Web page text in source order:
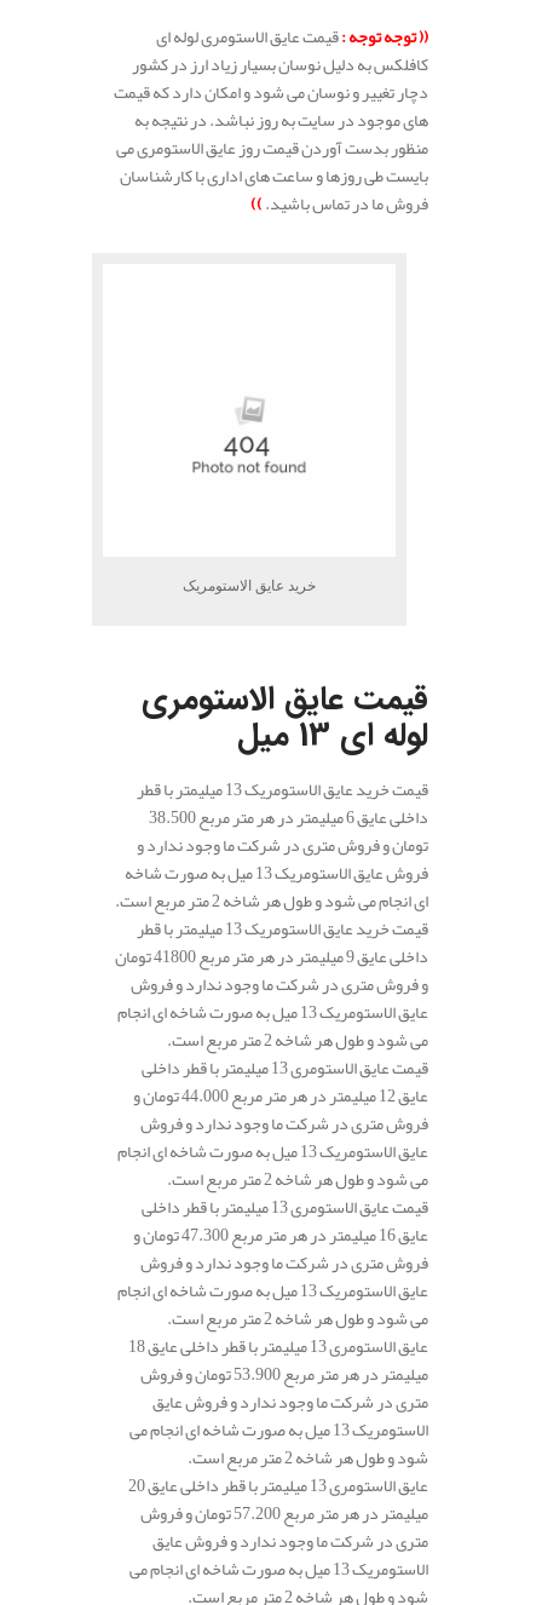
(( توجه توجه :قیمت عایق الاستومری لوله ای
کافلکس به دلیل نوسان بسیار زیاد ارز در کشور
دچار تغییر و نوسان می شود و امکان دارد که قیمت
های موجود در سایت به روز نباشد. در نتیجه به
منظور بدست آوردن قیمت روز عایق الاستومری می
بایست طی روزها و ساعت های اداری با کارشناسان
فروش ما در تماس باشید.))
خرید عایق الاستومریک
قیمت عایق الاستومری
لوله ای 13 میل
قیمت خرید عایق الاستومریک 13 میلیمتر با قطر
داخلی عایق 6 میلیمتر در هر متر مربع 38.500
تومان و فروش متری در شرکت ما وجود ندارد و
فروش عایق الاستومریک 13 میل به صورت شاخه
ای انجام می شود و طول هر شاخه 2 متر مربع است.
قیمت خرید عایق الاستومریک 13 میلیمتر با قطر
داخلی عایق 9 میلیمتر در هر متر مربع 41800 تومان
و فروش متری در شرکت ما وجود ندارد و فروش
عایق الاستومریک 13 میل به صورت شاخه ای انجام
می شود و طول هر شاخه 2 متر مربع است.
قیمت عایق الاستومری 13 میلیمتر با قطر داخلی
عایق 12 میلیمتر در هر متر مربع 44.000 تومان و
فروش متری در شرکت ما وجود ندارد و فروش
عایق الاستومریک 13 میل به صورت شاخه ای انجام
می شود و طول هر شاخه 2 متر مربع است.
قیمت عایق الاستومری 13 میلیمتر با قطر داخلی
عایق 16 میلیمتر در هر متر مربع 47.300 تومان و
فروش متری در شرکت ما وجود ندارد و فروش
عایق الاستومریک 13 میل به صورت شاخه ای انجام
می شود و طول هر شاخه 2 متر مربع است.
عایق الاستومری 13 میلیمتر با قطر داخلی عایق 18
میلیمتر در هر متر مربع 53.900 تومان و فروش
متری در شرکت ما وجود ندارد و فروش عایق
الاستومریک 13 میل به صورت شاخه ای انجام می
شود و طول هر شاخه 2 متر مربع است.
عایق الاستومری 13 میلیمتر با قطر داخلی عایق 20
میلیمتر در هر متر مربع 57.200 تومان و فروش
متری در شرکت ما وجود ندارد و فروش عایق
الاستومریک 13 میل به صورت شاخه ای انجام می
شود و طول هر شاخه 2 متر مربع است.